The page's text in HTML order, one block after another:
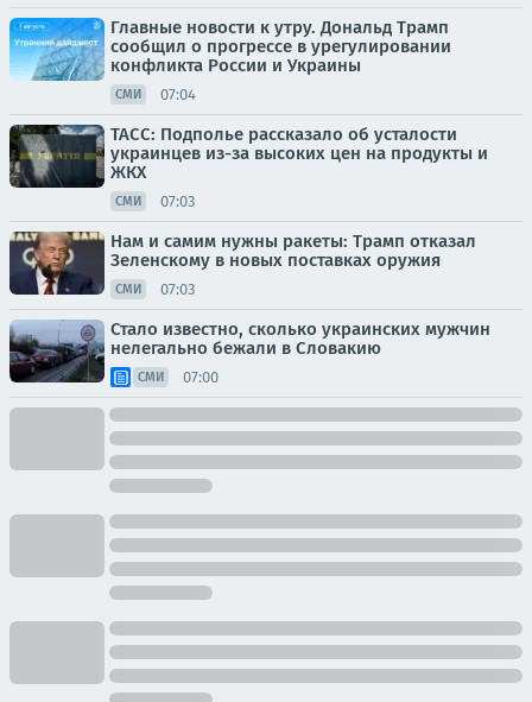
Главные новости к утру. Дональд Трамп
сообщил о прогрессе в урегулировании
конфликта России и Украины
СМИ 07:04
ТАСС: Подполье рассказало об усталости
украинцев из-за высоких цен на продукты и
ЖКХ
СМИ 07:03
Нам и самим нужны ракеты: Трамп отказал
Зеленскому в новых поставках оружия
СМИ 07:03
Стало известно, сколько украинских мужчин
нелегально бежали в Словакию
СМИ 07:00